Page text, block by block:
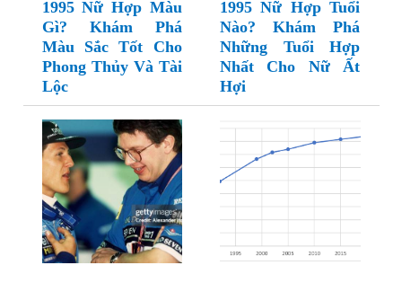
1995 Nữ Hợp Màu
Gì? Khám Phá
Màu Sắc Tốt Cho
Phong Thủy Và Tài
Lộc
1995 Nữ Hợp Tuổi
Nào? Khám Phá
Những Tuổi Hợp
Nhất Cho Nữ Ất
Hợi